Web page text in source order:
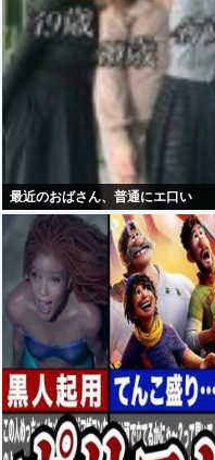
最近のおばさん、普通にエ口い